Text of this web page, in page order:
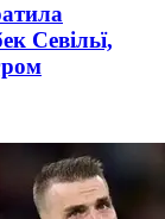
Севільї,